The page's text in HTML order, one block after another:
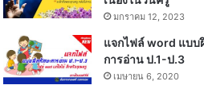
มกราคม 12, 2023
แจกไฟล์ word แบบ
การอ่าน ป.1-ป.3
เมษายน 6, 2020